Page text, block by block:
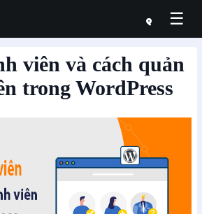
☰
viên và cách quản
trong WordPress